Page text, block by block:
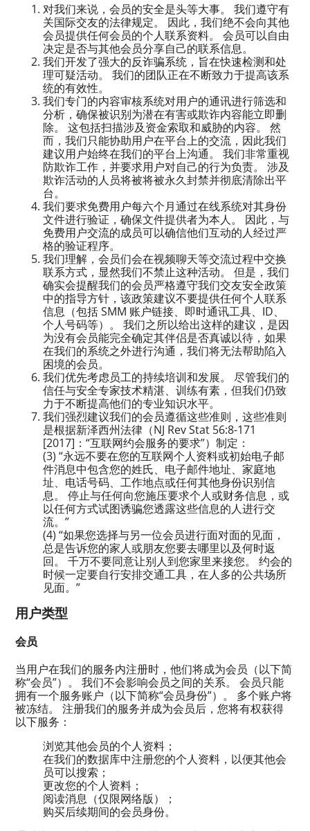
对我们来说，会员的安全是头等大事。 我们遵守有
关国际交友的法律规定。 因此，我们绝不会向其他
会员提供任何会员的个人联系资料。 会员可以自由
决定是否与其他会员分享自己的联系信息。
我们开发了强大的反诈骗系统，旨在快速检测和处
理可疑活动。 我们的团队正在不断致力于提高该系
统的有效性。
我们专门的内容审核系统对用户的通讯进行筛选和
分析，确保被识别为潜在有害或欺诈内容能立即删
除。 这包括扫描涉及资金索取和威胁的内容。 然
而，我们只能协助用户在平台上的交流，因此我们
建议用户始终在我们的平台上沟通。 我们非常重视
防欺诈工作，并要求用户对自己的行为负责。 涉及
欺诈活动的人员将被将被永久封禁并彻底清除出平
台。
我们要求免费用户每六个月通过在线系统对其身份
文件进行验证，确保文件提供者为本人。 因此，与
免费用户交流的成员可以确信他们互动的人经过严
格的验证程序。
我们理解，会员们会在视频聊天等交流过程中交换
联系方式，显然我们不禁止这种活动。 但是，我们
确实会提醒我们的会员严格遵守我们交友安全政策
中的指导方针，该政策建议不要提供任何个人联系
信息（包括 SMM 账户链接、即时通讯工具、ID、
个人号码等）。 我们之所以给出这样的建议，是因
为没有会员能完全确定其伴侣是否真诚以待，如果
在我们的系统之外进行沟通，我们将无法帮助陷入
困境的会员。
我们优先考虑员工的持续培训和发展。 尽管我们的
信任与安全专家技术精湛、训练有素，但我们仍致
力于不断提高他们的专业知识水平。
我们强烈建议我们的会员遵循这些准则，这些准则
是根据新泽西州法律（NJ Rev Stat 56:8-171
[2017]：“互联网约会服务的要求”）制定：
(3) “永远不要在您的互联网个人资料或初始电子邮
件消息中包含您的姓氏、电子邮件地址、家庭地
址、电话号码、工作地点或任何其他身份识别信
息。 停止与任何向您施压要求个人或财务信息，或
以任何方式试图诱骗您透露这些信息的人进行交
流。”
(4) “如果您选择与另一位会员进行面对面的见面，
总是告诉您的家人或朋友您要去哪里以及何时返
回。 千万不要同意让别人到您家里来接您。 约会的
时候一定要自行安排交通工具，在人多的公共场所
见面。”
用户类型
会员
当用户在我们的服务内注册时，他们将成为会员（以下简
称“会员”）。 我们不会影响会员之间的关系。 会员只能
拥有一个服务账户（以下简称“会员身份”）。 多个账户将
被冻结。 注册我们的服务并成为会员后，您将有权获得
以下服务：
浏览其他会员的个人资料；
在我们的数据库中注册您的个人资料，以便其他会
员可以搜索；
更改您的个人资料；
阅读消息（仅限网络版）；
购买后续期间的会员身份。